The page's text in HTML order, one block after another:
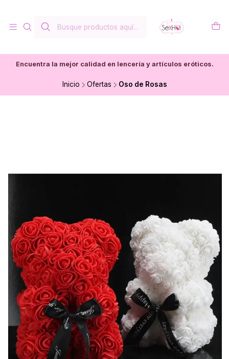
Encuentra la mejor calidad en lencería y artículos eróticos.
Inicio Ofertas Oso de Rosas